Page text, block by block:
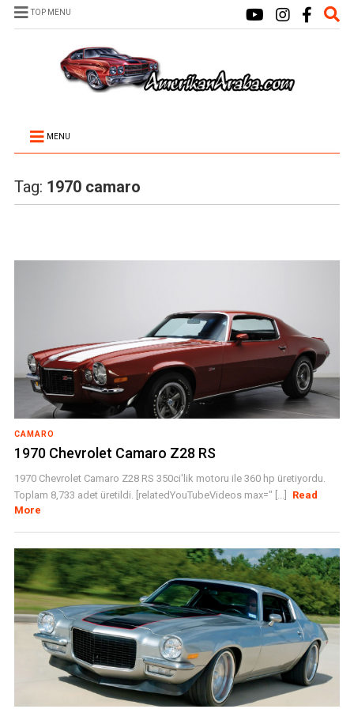
TOP MENU
MENU
Tag: 1970 camaro
CAMARO
1970 Chevrolet Camaro Z28 RS
1970 Chevrolet Camaro Z28 RS 350ci'lik motoru ile 360 hp üretiyordu.
Toplam 8,733 adet üretildi. [relatedYouTubeVideos max=" [...]
Read
More